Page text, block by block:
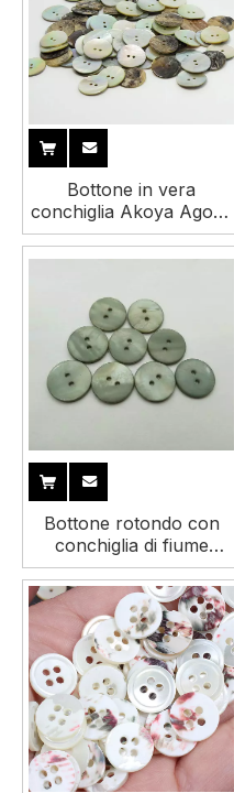
Bottone in vera
conchiglia Akoya Agoya
naturale di vendita calda
all'ingrosso di alta
Bottone rotondo con
conchiglia di fiume
spray grigio a due fori di
alta qualità per
abbigliamento